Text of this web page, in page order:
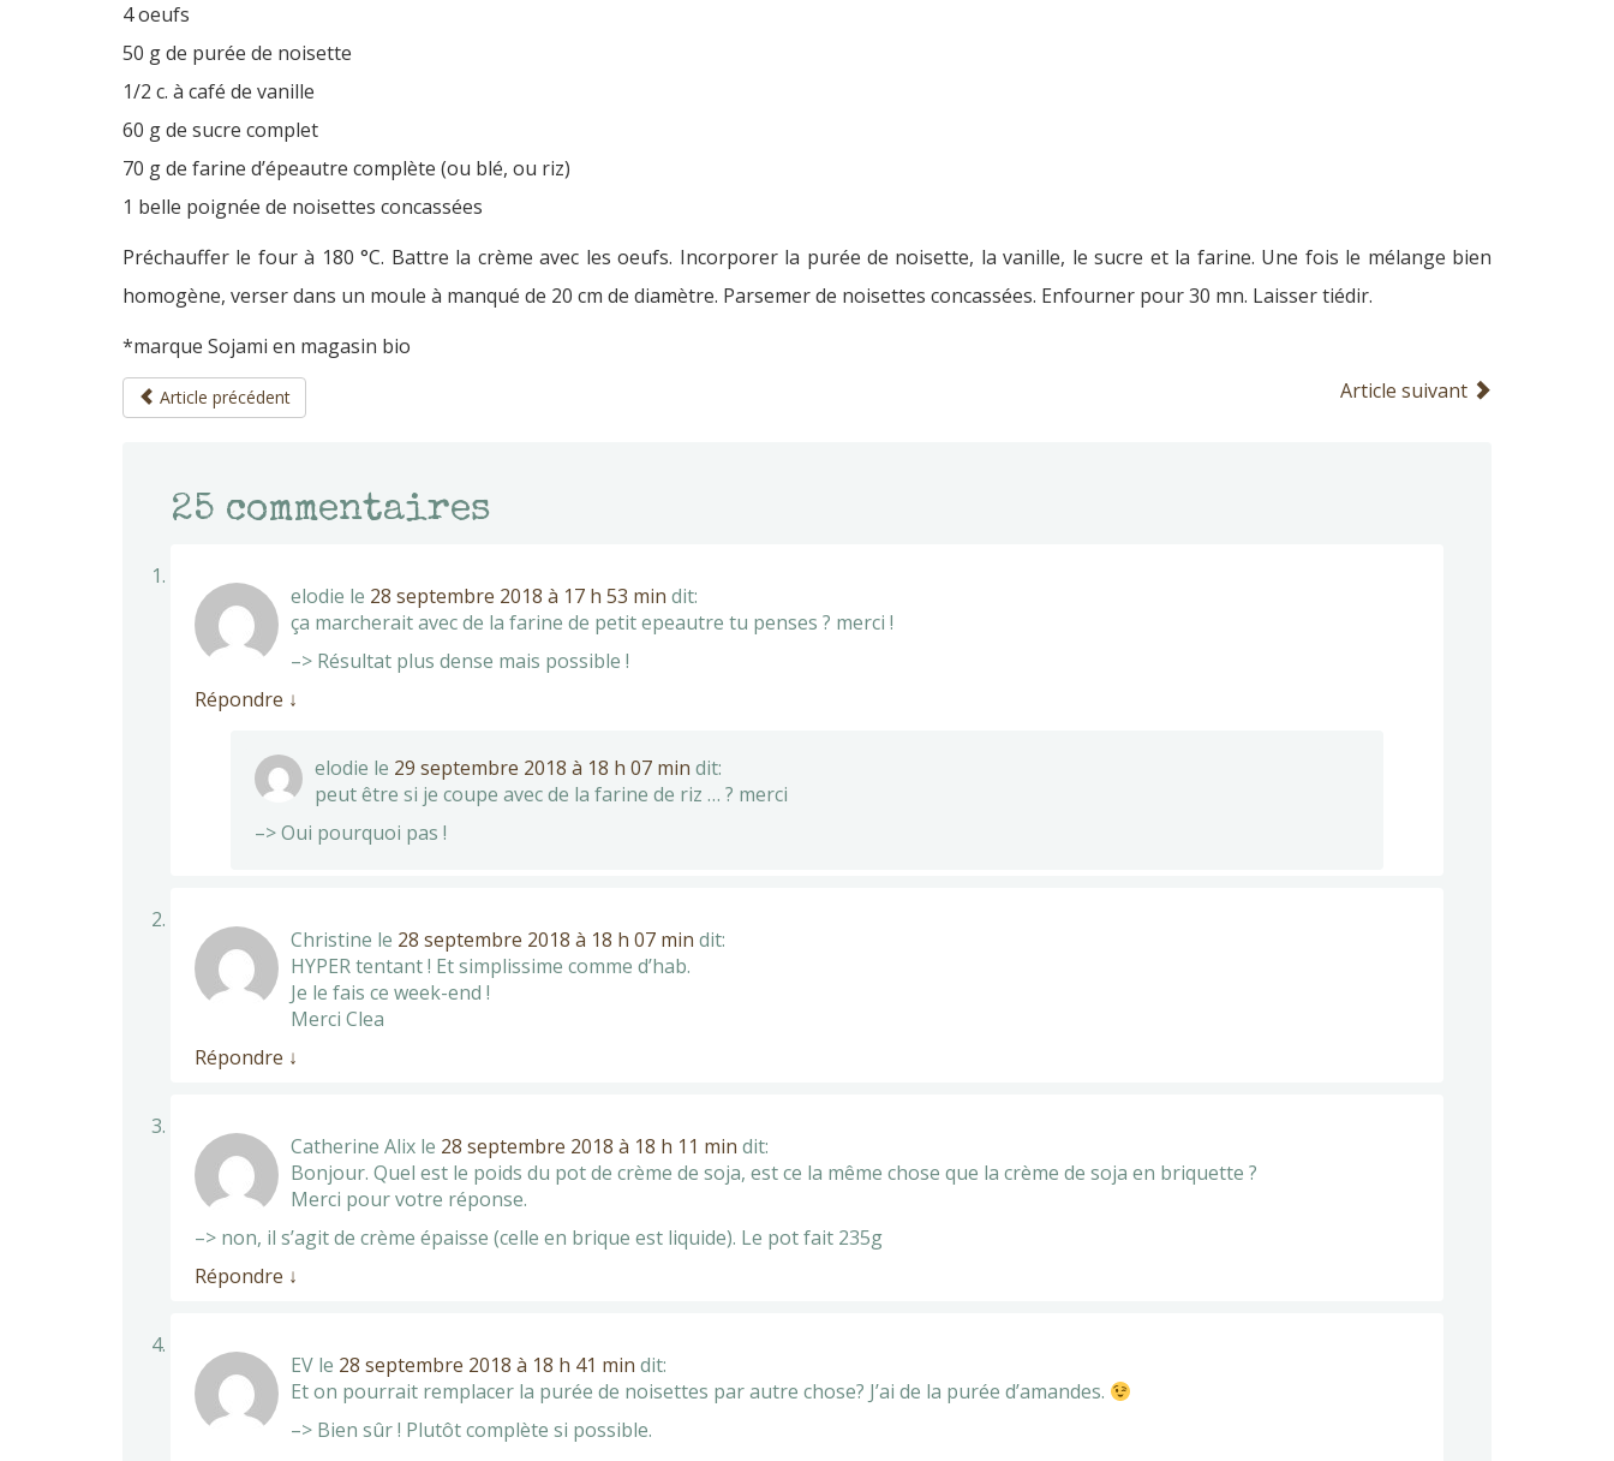
4 oeufs
50 g de purée de noisette
1/2 c. à café de vanille
60 g de sucre complet
70 g de farine d’épeautre complète (ou blé, ou riz)
1 belle poignée de noisettes concassées
Préchauffer le four à 180 °C. Battre la crème avec les oeufs. Incorporer la purée de noisette, la vanille, le sucre et la farine. Une fois le mélange bien
homogène, verser dans un moule à manqué de 20 cm de diamètre. Parsemer de noisettes concassées. Enfourner pour 30 mn. Laisser tiédir.
*marque Sojami en magasin bio
Article précédent Article suivant
25 commentaires
elodie le 28 septembre 2018 à 17 h 53 min dit:
ça marcherait avec de la farine de petit epeautre tu penses ? merci !
–> Résultat plus dense mais possible !
Répondre ↓
elodie le 29 septembre 2018 à 18 h 07 min dit:
peut être si je coupe avec de la farine de riz … ? merci
–> Oui pourquoi pas !
Christine le 28 septembre 2018 à 18 h 07 min dit:
HYPER tentant ! Et simplissime comme d’hab.
Je le fais ce week-end !
Merci Clea
Répondre ↓
Catherine Alix le 28 septembre 2018 à 18 h 11 min dit:
Bonjour. Quel est le poids du pot de crème de soja, est ce la même chose que la crème de soja en briquette ?
Merci pour votre réponse.
–> non, il s’agit de crème épaisse (celle en brique est liquide). Le pot fait 235g
Répondre ↓
EV le 28 septembre 2018 à 18 h 41 min dit:
Et on pourrait remplacer la purée de noisettes par autre chose? J’ai de la purée d’amandes.
–> Bien sûr ! Plutôt complète si possible.